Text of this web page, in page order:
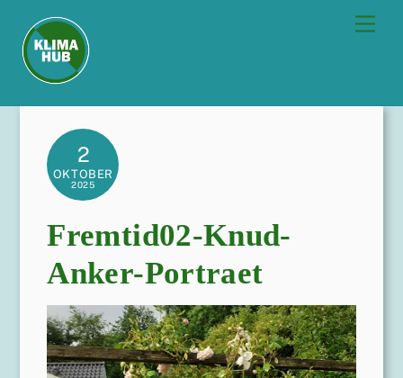
content
2
OKTOBER
2025
Fremtid02-Knud-
Anker-Portraet